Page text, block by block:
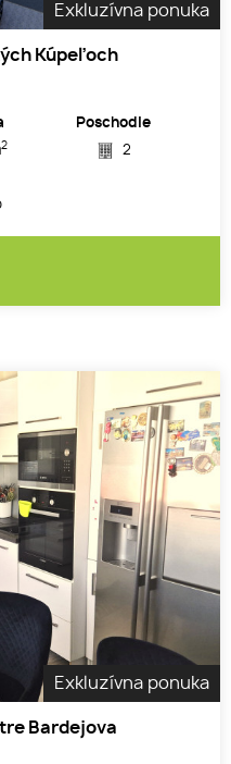
Exkluzívna ponuka
Kúpeľoch
2
Poschodie
2
Exkluzívna ponuka
Bardejova